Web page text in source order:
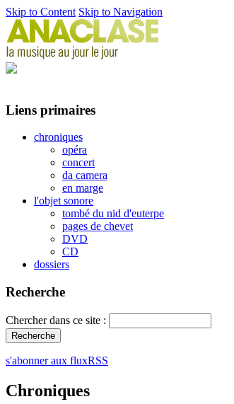
Skip to Content Skip to Navigation
Liens primaires
chroniques
opéra
concert
da camera
en marge
l'objet sonore
tombé du nid d'euterpe
pages de chevet
DVD
CD
dossiers
Recherche
Chercher dans ce site :
s'abonner aux fluxRSS
Chroniques